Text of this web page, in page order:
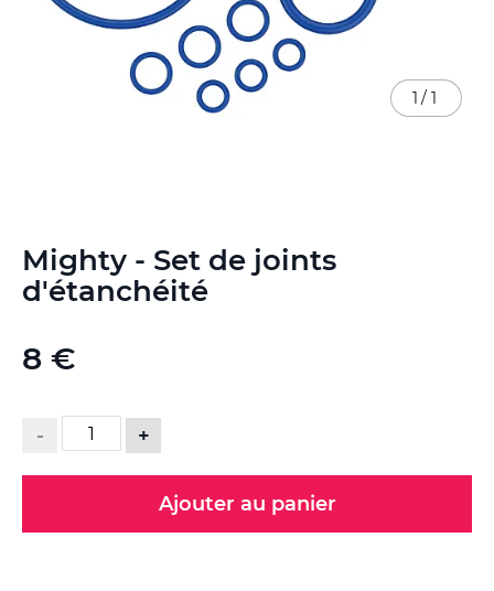
Mighty - Set de joints
d'étanchéité
8 €
- +
Ajouter au panier
1 / 1
to
the
beginning
the
images